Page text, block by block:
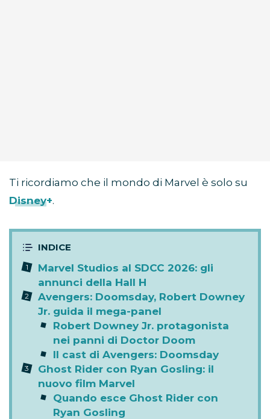
Ti ricordiamo che il mondo di Marvel è solo su
Disney+.
Marvel Studios al SDCC 2026: gli
annunci della Hall H
Avengers: Doomsday, Robert Downey
Jr. guida il mega-panel
Robert Downey Jr. protagonista
nei panni di Doctor Doom
Il cast di Avengers: Doomsday
Ghost Rider con Ryan Gosling: il
nuovo film Marvel
Quando esce Ghost Rider con
Ryan Gosling